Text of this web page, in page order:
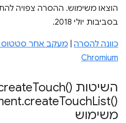
בסביבות יולי 2018.
כוונה להסרה מעקב אחר סטטוס Chrome
Chromium
השיטות document Touch(
.createTouchList(
משימוש